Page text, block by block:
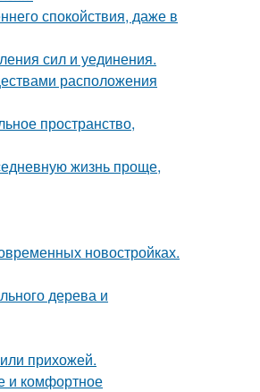
спокойствия, даже в
сил и уединения.
расположения
пространство,
жизнь проще,
новостройках.
дерева и
прихожей.
и комфортное